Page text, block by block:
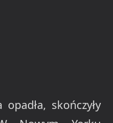
skończyły